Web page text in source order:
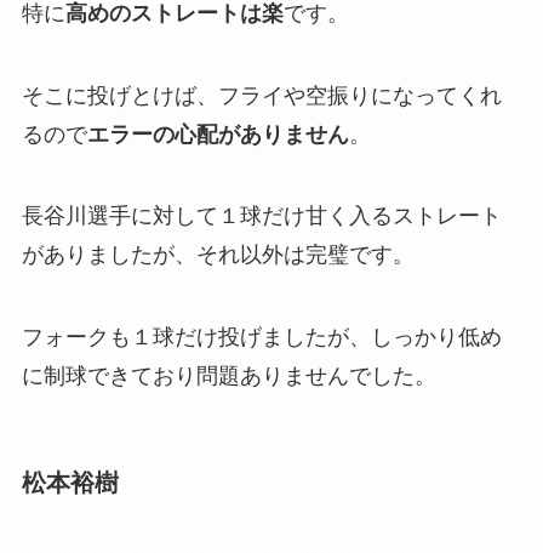
特に高めのストレートは楽です。
そこに投げとけば、フライや空振りになってくれ
るのでエラーの心配がありません。
長谷川選手に対して１球だけ甘く入るストレート
がありましたが、それ以外は完璧です。
フォークも１球だけ投げましたが、しっかり低め
に制球できており問題ありませんでした。
松本裕樹